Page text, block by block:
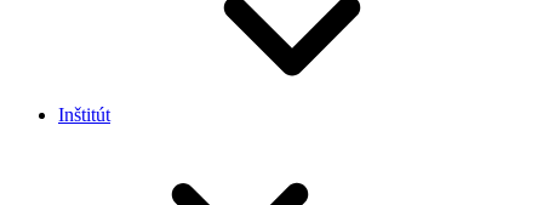
Inštitút